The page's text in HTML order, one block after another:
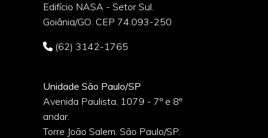
Edifício NASA - Setor Sul.
Goiânia/GO. CEP 74.093-250
(62) 3142-1765
Unidade São Paulo/SP
Avenida Paulista, 1079 - 7º e 8º
andar.
Torre João Salem. São Paulo/SP.